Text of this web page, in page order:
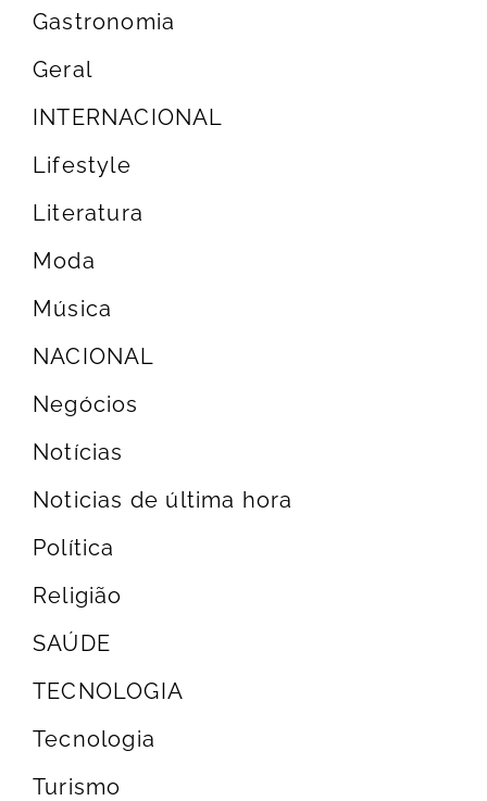
Gastronomia
Geral
INTERNACIONAL
Lifestyle
Literatura
Moda
Música
NACIONAL
Negócios
Notícias
Noticias de última hora
Política
Religião
SAÚDE
TECNOLOGIA
Tecnologia
Turismo